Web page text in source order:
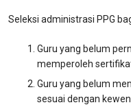
Seleksi administrasi PPG
Guru yang belum
memperoleh
Guru yang belum
sesuai dengan